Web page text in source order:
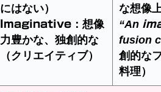
にはない）
Imaginative ：想像
力豊かな、独創的な
（クリエイティブ）
な想像
“An
fusion
創的な
料理）